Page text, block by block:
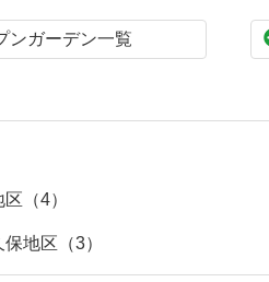
ンガーデン一覧
（4）
地区（3）